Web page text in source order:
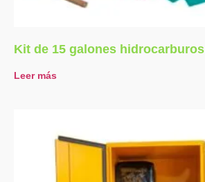
Kit de 15 galones hidrocarburos
Leer más